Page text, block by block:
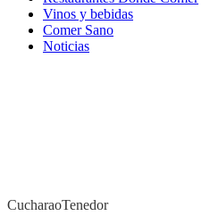
Vinos y bebidas
Comer Sano
Noticias
CucharaoTenedor